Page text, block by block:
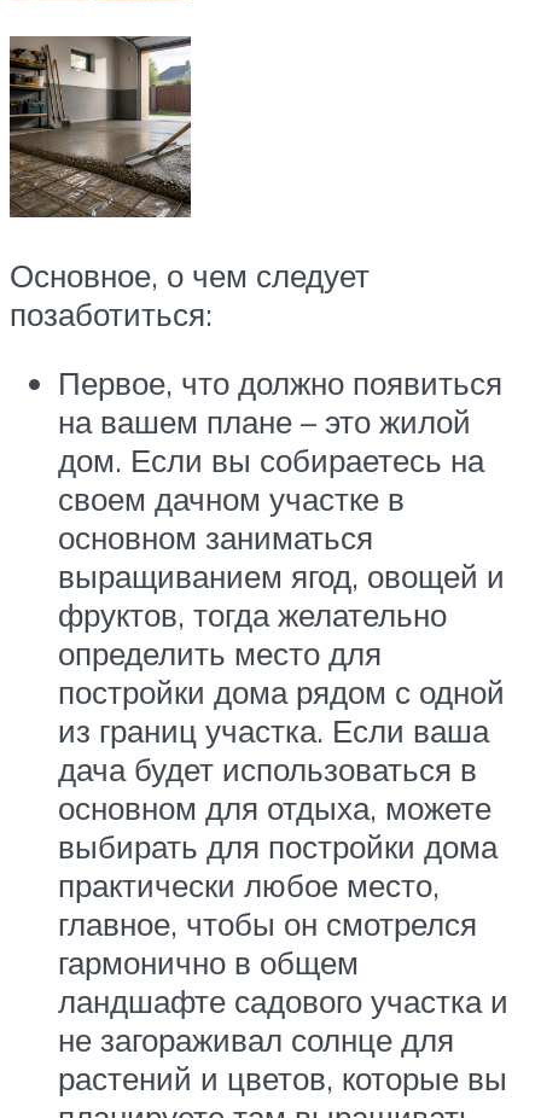
Основное, о чем следует
позаботиться:
Первое, что должно появиться
на вашем плане – это жилой
дом. Если вы собираетесь на
своем дачном участке в
основном заниматься
выращиванием ягод, овощей и
фруктов, тогда желательно
определить место для
постройки дома рядом с одной
из границ участка. Если ваша
дача будет использоваться в
основном для отдыха, можете
выбирать для постройки дома
практически любое место,
главное, чтобы он смотрелся
гармонично в общем
ландшафте садового участка и
не загораживал солнце для
растений и цветов, которые вы